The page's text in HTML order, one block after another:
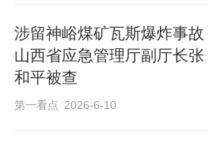
涉留神峪煤矿瓦斯爆炸事故
山西省应急管理厅副厅长张
和平被查
第一看点 2026-6-10